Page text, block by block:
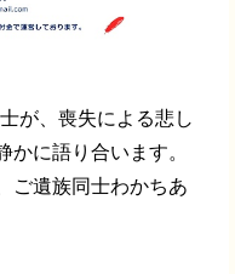
が、喪失による悲し
に語り合います。
ご遺族同士わかちあ